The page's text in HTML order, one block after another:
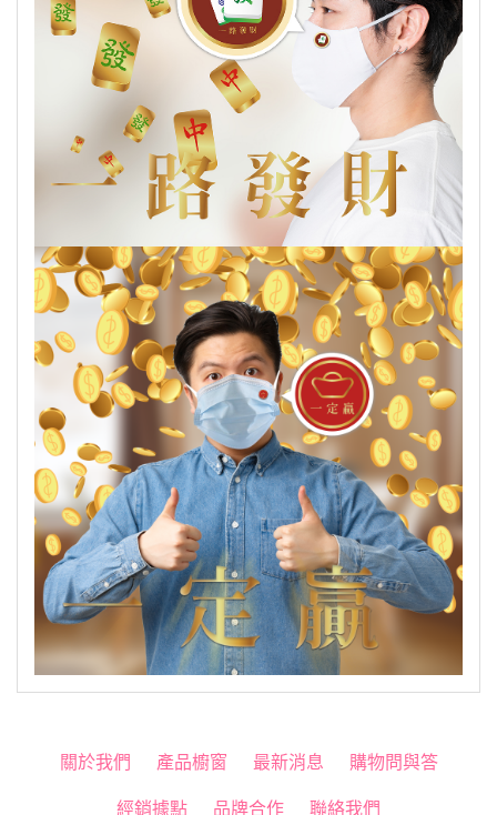
關於我們 產品櫥窗 最新消息 購物問與答
經銷據點 品牌合作 聯絡我們